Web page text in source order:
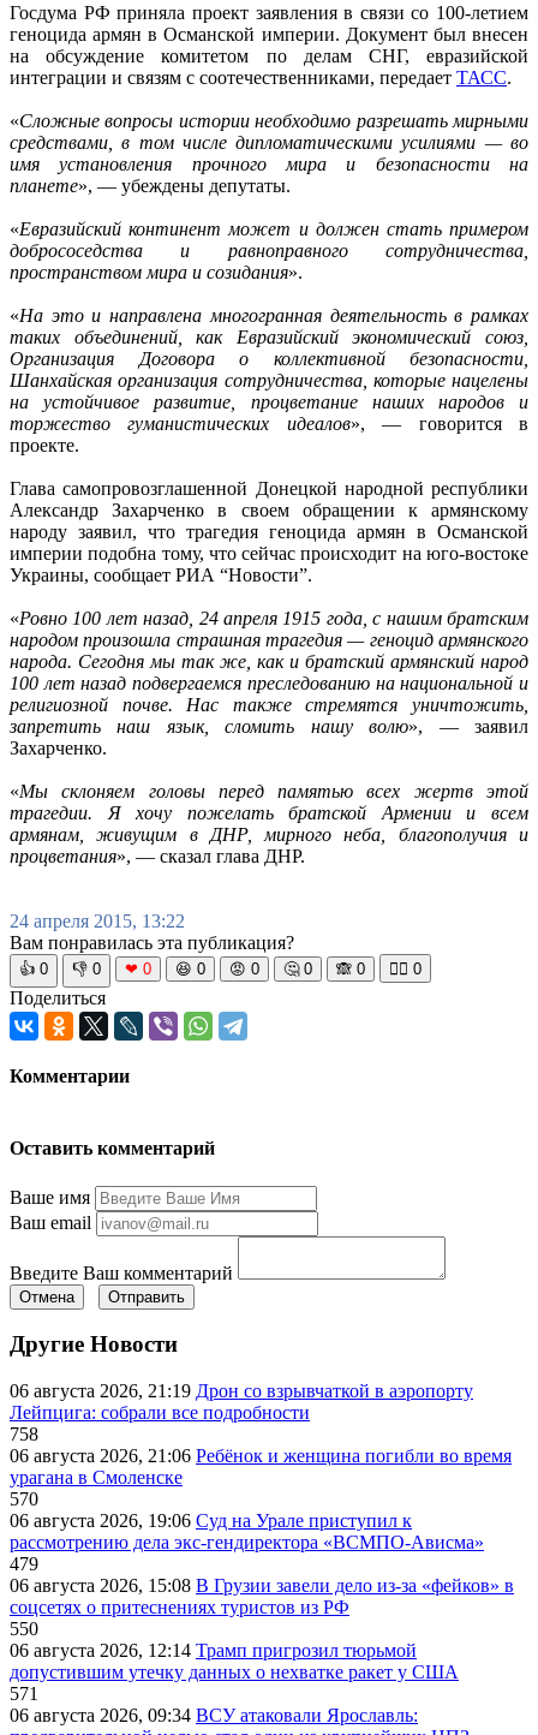
Госдума РФ приняла проект заявления в связи со 100-летием
геноцида армян в Османской империи. Документ был внесен
на обсуждение комитетом по делам СНГ, евразийской
интеграции и связям с соотечественниками, передает ТАСС.
«Сложные вопросы истории необходимо разрешать мирными
средствами, в том числе дипломатическими усилиями — во
имя установления прочного мира и безопасности на
планете», — убеждены депутаты.
«Евразийский континент может и должен стать примером
добрососедства и равноправного сотрудничества,
пространством мира и созидания».
«На это и направлена многогранная деятельность в рамках
таких объединений, как Евразийский экономический союз,
Организация Договора о коллективной безопасности,
Шанхайская организация сотрудничества, которые нацелены
на устойчивое развитие, процветание наших народов и
торжество гуманистических идеалов», — говорится в
проекте.
Глава самопровозглашенной Донецкой народной республики
Александр Захарченко в своем обращении к армянскому
народу заявил, что трагедия геноцида армян в Османской
империи подобна тому, что сейчас происходит на юго-востоке
Украины, сообщает РИА “Новости”.
«Ровно 100 лет назад, 24 апреля 1915 года, с нашим братским
народом произошла страшная трагедия — геноцид армянского
народа. Сегодня мы так же, как и братский армянский народ
100 лет назад подвергаемся преследованию на национальной и
религиозной почве. Нас также стремятся уничтожить,
запретить наш язык, сломить нашу волю», — заявил
Захарченко.
«Мы склоняем головы перед памятью всех жертв этой
трагедии. Я хочу пожелать братской Армении и всем
армянам, живущим в ДНР, мирного неба, благополучия и
процветания», — сказал глава ДНР.
24 апреля 2015, 13:22
Вам понравилась эта публикация?
👍 0 👎 0 ❤ 0 😆 0 😡 0 🤔 0 🙈 0 🧘‍♀️ 0
Поделиться
Комментарии
Оставить комментарий
Ваше имя
Ваш email
Введите Ваш комментарий
Отмена Отправить
Другие Новости
06 августа 2026, 21:19 Дрон со взрывчаткой в аэропорту
Лейпцига: собрали все подробности
758
06 августа 2026, 21:06 Ребёнок и женщина погибли во время
урагана в Смоленске
570
06 августа 2026, 19:06 Суд на Урале приступил к
рассмотрению дела экс-гендиректора «ВСМПО-Ависма»
479
06 августа 2026, 15:08 В Грузии завели дело из-за «фейков» в
соцсетях о притеснениях туристов из РФ
550
06 августа 2026, 12:14 Трамп пригрозил тюрьмой
допустившим утечку данных о нехватке ракет у США
571
06 августа 2026, 09:34 ВСУ атаковали Ярославль: